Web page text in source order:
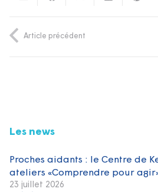
Article précédent
Les news
Proches aidants : le Centre de
ateliers «Comprendre pour
23 juillet 2026